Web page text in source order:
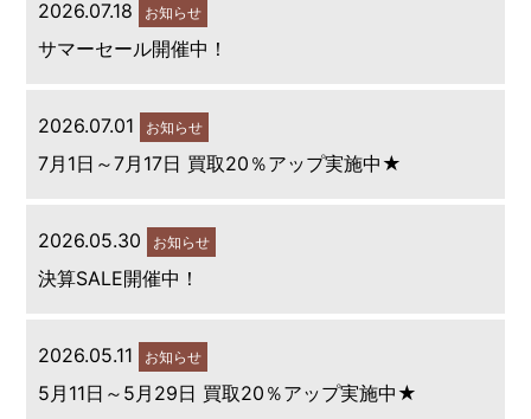
2026.07.18 お知らせ
サマーセール開催中！
2026.07.01 お知らせ
7月1日～7月17日 買取20％アップ実施中★
2026.05.30 お知らせ
決算SALE開催中！
2026.05.11 お知らせ
5月11日～5月29日 買取20％アップ実施中★